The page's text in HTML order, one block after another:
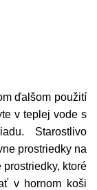
ďalšom použití
v teplej vode s
Starostlivo
prostriedky na
ktoré
v hornom koši